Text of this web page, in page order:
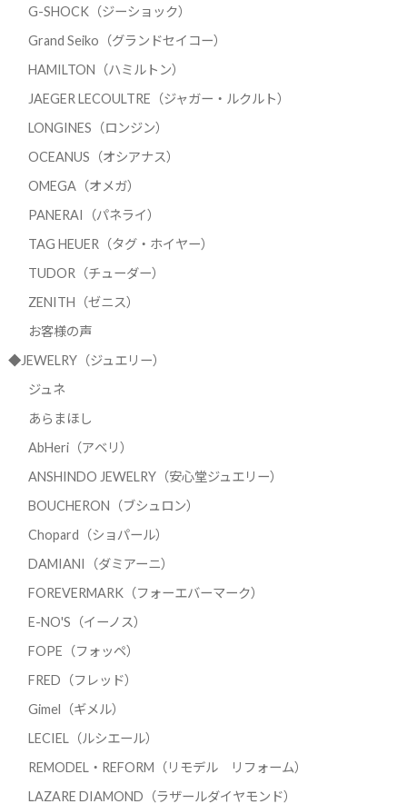
G-SHOCK（ジーショック）
Grand Seiko（グランドセイコー）
HAMILTON（ハミルトン）
JAEGER LECOULTRE（ジャガー・ルクルト）
LONGINES（ロンジン）
OCEANUS（オシアナス）
OMEGA（オメガ）
PANERAI（パネライ）
TAG HEUER（タグ・ホイヤー）
TUDOR（チューダー）
ZENITH（ゼニス）
お客様の声
◆JEWELRY（ジュエリー）
ジュネ
あらまほし
AbHeri（アベリ）
ANSHINDO JEWELRY（安心堂ジュエリー）
BOUCHERON（ブシュロン）
Chopard（ショパール）
DAMIANI（ダミアーニ）
FOREVERMARK（フォーエバーマーク）
E-NO'S（イーノス）
FOPE（フォッペ）
FRED（フレッド）
Gimel（ギメル）
LECIEL（ルシエール）
REMODEL・REFORM（リモデル リフォーム）
LAZARE DIAMOND（ラザールダイヤモンド）